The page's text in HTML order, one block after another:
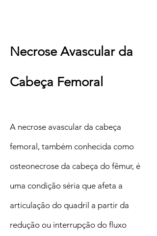
Necrose Avascular da
Cabeça Femoral
A necrose avascular da cabeça
femoral, também conhecida como
osteonecrose da cabeça do fêmur, é
uma condição séria que afeta a
articulação do quadril a partir da
redução ou interrupção do fluxo